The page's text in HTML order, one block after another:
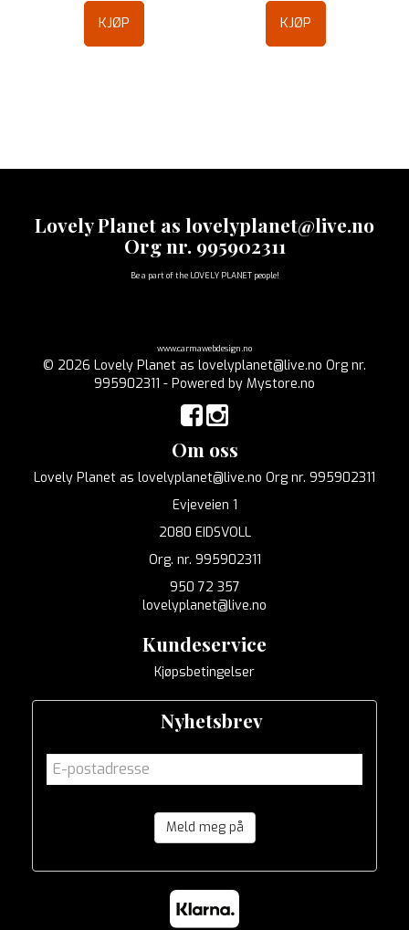
KJØP KJØP
Lovely Planet as lovelyplanet@live.no
Org nr. 995902311
Be a part of the LOVELY PLANET people!
www.carmawebdesign.no
© 2026 Lovely Planet as lovelyplanet@live.no Org nr.
995902311 - Powered by Mystore.no
Om oss
Lovely Planet as lovelyplanet@live.no Org nr. 995902311
Evjeveien 1
2080 EIDSVOLL
Org. nr. 995902311
950 72 357
lovelyplanet@live.no
Kundeservice
Kjøpsbetingelser
Nyhetsbrev
Meld meg på